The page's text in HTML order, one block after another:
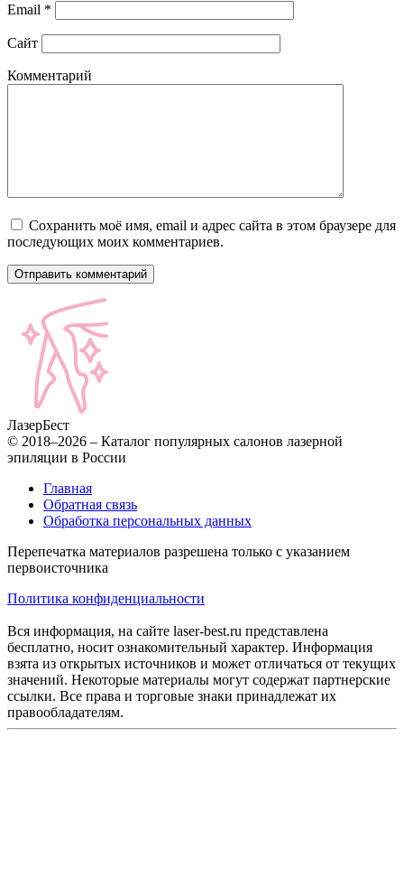
Email *
Сайт
Комментарий
Сохранить моё имя, email и адрес сайта в этом браузере для
последующих моих комментариев.
ЛазерБест
© 2018–2026 – Каталог популярных салонов лазерной
эпиляции в России
Главная
Обратная связь
Обработка персональных данных
Перепечатка материалов разрешена только с указанием
первоисточника
Политика конфиденциальности
Вся информация, на сайте laser-best.ru представлена
бесплатно, носит ознакомительный характер. Информация
взята из открытых источников и может отличаться от текущих
значений. Некоторые материалы могут содержат партнерские
ссылки. Все права и торговые знаки принадлежат их
правообладателям.